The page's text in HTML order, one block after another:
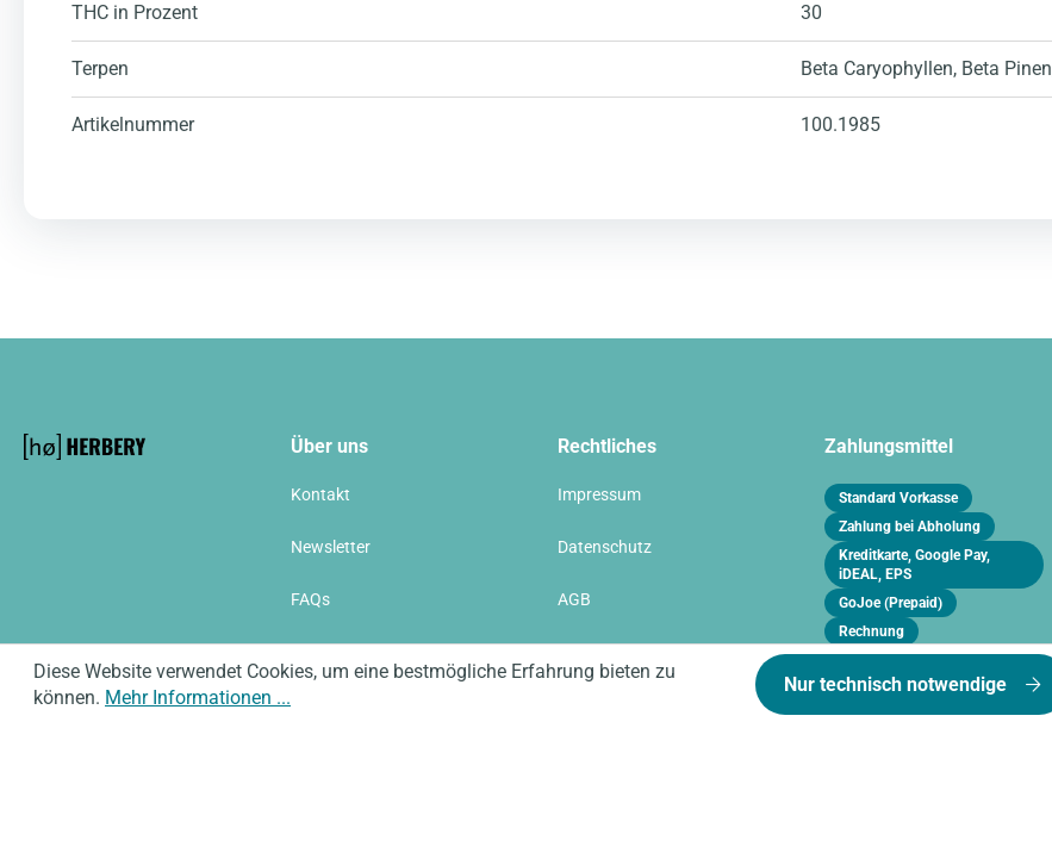
THC in Prozent 30
Terpen Beta Caryophyllen, Beta Pinen
Artikelnummer 100.1985
Über uns
Kontakt
Newsletter
FAQs
Rechtliches
Impressum
Datenschutz
AGB
Zahlungsmittel
Standard Vorkasse
Zahlung bei Abholung
Kreditkarte, Google Pay,
iDEAL, EPS
GoJoe (Prepaid)
Rechnung
Diese Website verwendet Cookies, um eine bestmögliche Erfahrung bieten zu
können. Mehr Informationen ...
Nur technisch notwendige